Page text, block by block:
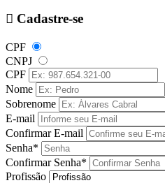
Cadastre-se
CPF
CNPJ
CPF
Nome
Sobrenome
E-mail
Confirmar E-mail
Senha*
Confirmar Senha*
Profissão